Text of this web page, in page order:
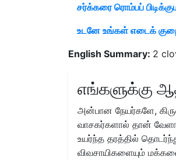
சர்க்கரை ரொம்பப்
உடனே உங்கள் எடைக்
English Summary: 2
எங்களுக்கு
அன்பான நேயர்களே,
வாசகர்களால் தான்
உயர்ந்த தரத்தில்
விவசாயிகளையும்